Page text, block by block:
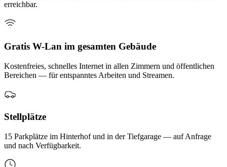
erreichbar.
Gratis W-Lan im gesamten Gebäude
Kostenfreies, schnelles Internet in allen Zimmern und öffentlichen
Bereichen — für entspanntes Arbeiten und Streamen.
Stellplätze
15 Parkplätze im Hinterhof und in der Tiefgarage — auf Anfrage
und nach Verfügbarkeit.